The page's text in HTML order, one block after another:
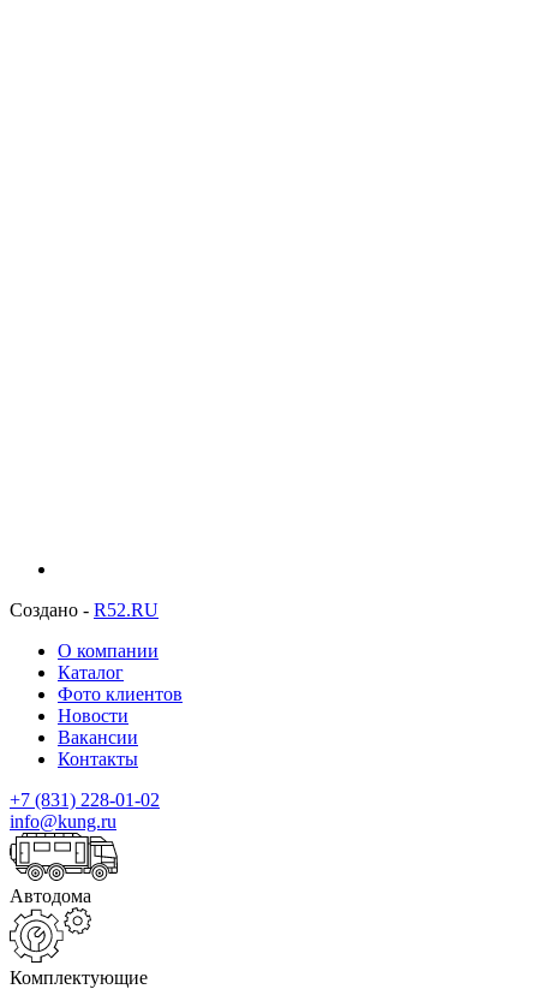
Создано - R52.RU
О компании
Каталог
Фото клиентов
Новости
Вакансии
Контакты
+7 (831) 228-01-02
info@kung.ru
Автодома
Комплектующие